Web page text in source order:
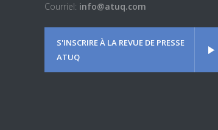
Courriel: info@atuq.com
S'INSCRIRE À LA REVUE DE PRESSE
ATUQ